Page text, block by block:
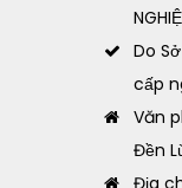
Do
cấp
Văn
Đền
Địa